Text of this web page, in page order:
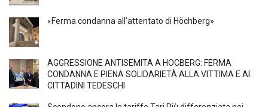
«Ferma condanna all’attentato di Höchberg»
AGGRESSIONE ANTISEMITA A HÖCBERG: FERMA
CONDANNA E PIENA SOLIDARIETÀ ALLA VITTIMA E AI
CITTADINI TEDESCHI